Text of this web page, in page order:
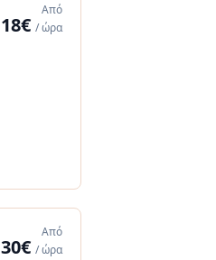
Από
18€/ ώρα
Από
30€/ ώρα